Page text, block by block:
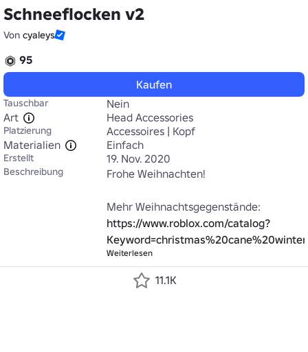
Schneeflocken v2
Von cyaleys
95
Kaufen
Tauschbar
Nein
Art
Head Accessories
Platzierung
Accessoires | Kopf
Materialien
Einfach
Erstellt 19. Nov. 2020
Beschreibung Frohe Weihnachten!
https://www.roblox.com/catalog?
Weiterlesen
11.1K